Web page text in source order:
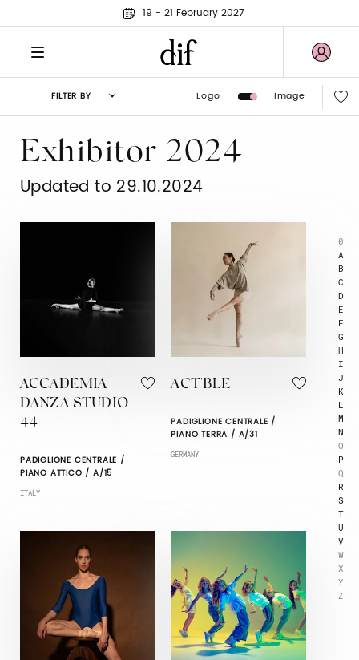
19 - 21 February 2027
FILTER BY Logo Image
0
A
B
C
D
E
F
G
H
I
J
K
L
M
N
O
P
Q
R
S
T
U
V
W
X
Y
Z
Exhibitor 2024
Updated to 29.10.2024
ACCADEMIA
DANZA STUDIO
44
PADIGLIONE CENTRALE /
PIANO ATTICO / A/15
ITALY
ACT'BLE
PADIGLIONE CENTRALE /
PIANO TERRA / A/31
GERMANY